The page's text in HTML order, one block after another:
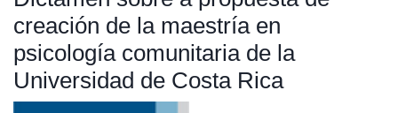
creación de la maestría en
psicología comunitaria de la
Universidad de Costa Rica